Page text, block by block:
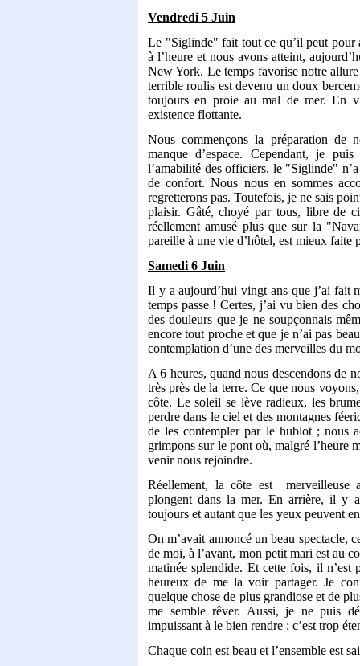
Vendredi 5 Juin
Le "Siglinde" fait tout ce qu’il peut
à l’heure et nous avons atteint,
New York. Le temps favorise notre
terrible roulis est devenu un doux
toujours en proie au mal de mer. En
existence flottante.
Nous commençons la préparation de
manque d’espace. Cependant, je
l’amabilité des officiers, le "Siglinde"
de confort. Nous nous en sommes
regretterons pas. Toutefois, je ne sais
plaisir. Gâté, choyé par tous, libre de
réellement amusé plus que sur la
pareille à une vie d’hôtel, est mieux faite
Samedi 6 Juin
Il y a aujourd’hui vingt ans que j’ai fait
temps passe ! Certes, j’ai vu bien des
des douleurs que je ne soupçonnais
encore tout proche et que je n’ai pas
contemplation d’une des merveilles du
A 6 heures, quand nous descendons de
très près de la terre. Ce que nous
côte. Le soleil se lève radieux, les
perdre dans le ciel et des montagnes
de les contempler par le hublot ; nous
grimpons sur le pont où, malgré l’heure
venir nous rejoindre.
Réellement, la côte est
merveilleuse
plongent dans la mer. En arrière, il y a
toujours et autant que les yeux peuvent
On m’avait annoncé un beau spectacle,
de moi, à l’avant, mon petit mari est au
matinée splendide. Et cette fois, il
heureux de me la voir partager. Je
quelque chose de plus grandiose et de
me semble rêver. Aussi, je ne puis
impuissant à le bien rendre ; c’est trop
Chaque coin est beau et l’ensemble est